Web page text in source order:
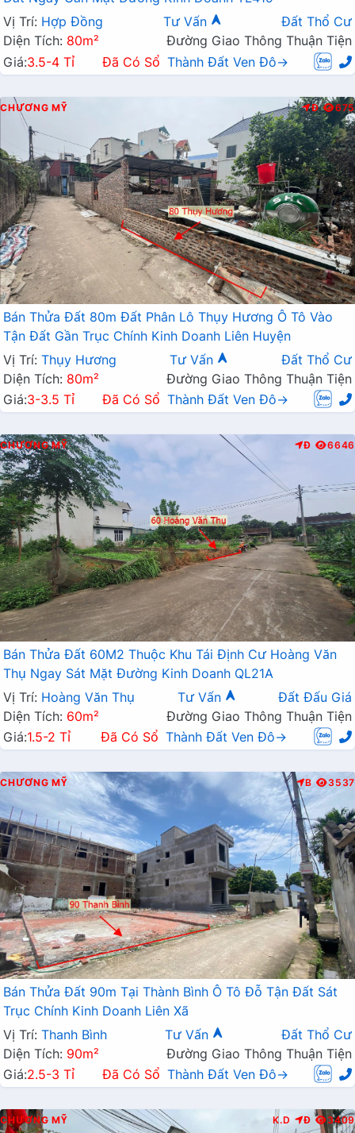
Vị Trí: Hợp Đồng Tư Vấn
Đất Thổ Cư
Diện Tích: 80m²
Đường Giao Thông Thuận Tiện
Giá:3.5-4 Tỉ Đã Có Sổ Thành Đất Ven Đô→
CHƯƠNG MỸ Đ 675
Bán Thửa Đất 80m Đất Phân Lô Thụy Hương Ô Tô Vào
Tận Đất Gần Trục Chính Kinh Doanh Liên Huyện
Vị Trí: Thụy Hương Tư Vấn
Đất Thổ Cư
Diện Tích: 80m²
Đường Giao Thông Thuận Tiện
Giá:3-3.5 Tỉ Đã Có Sổ Thành Đất Ven Đô→
CHƯƠNG MỸ Đ 6646
Bán Thửa Đất 60M2 Thuộc Khu Tái Định Cư Hoàng Văn
Thụ Ngay Sát Mặt Đường Kinh Doanh QL21A
Vị Trí: Hoàng Văn Thụ Tư Vấn
Đất Đấu Giá
Diện Tích: 60m²
Đường Giao Thông Thuận Tiện
Giá:1.5-2 Tỉ Đã Có Sổ Thành Đất Ven Đô→
CHƯƠNG MỸ B 3537
Bán Thửa Đất 90m Tại Thành Bình Ô Tô Đỗ Tận Đất Sát
Trục Chính Kinh Doanh Liên Xã
Vị Trí: Thanh Bình Tư Vấn
Đất Thổ Cư
Diện Tích: 90m²
Đường Giao Thông Thuận Tiện
Giá:2.5-3 Tỉ Đã Có Sổ Thành Đất Ven Đô→
CHƯƠNG MỸ K.D Đ 3409